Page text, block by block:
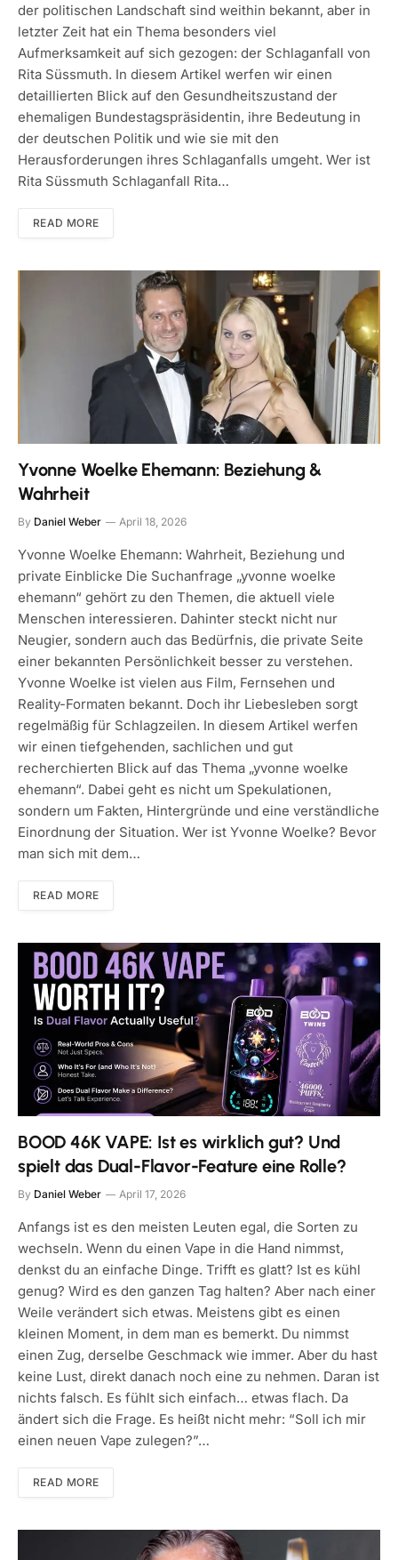
der politischen Landschaft sind weithin bekannt, aber in
letzter Zeit hat ein Thema besonders viel
Aufmerksamkeit auf sich gezogen: der Schlaganfall von
Rita Süssmuth. In diesem Artikel werfen wir einen
detaillierten Blick auf den Gesundheitszustand der
ehemaligen Bundestagspräsidentin, ihre Bedeutung in
der deutschen Politik und wie sie mit den
Herausforderungen ihres Schlaganfalls umgeht. Wer ist
Rita Süssmuth Schlaganfall Rita…
READ MORE
Yvonne Woelke Ehemann: Beziehung &
Wahrheit
By Daniel Weber April 18, 2026
Yvonne Woelke Ehemann: Wahrheit, Beziehung und
private Einblicke Die Suchanfrage „yvonne woelke
ehemann“ gehört zu den Themen, die aktuell viele
Menschen interessieren. Dahinter steckt nicht nur
Neugier, sondern auch das Bedürfnis, die private Seite
einer bekannten Persönlichkeit besser zu verstehen.
Yvonne Woelke ist vielen aus Film, Fernsehen und
Reality-Formaten bekannt. Doch ihr Liebesleben sorgt
regelmäßig für Schlagzeilen. In diesem Artikel werfen
wir einen tiefgehenden, sachlichen und gut
recherchierten Blick auf das Thema „yvonne woelke
ehemann“. Dabei geht es nicht um Spekulationen,
sondern um Fakten, Hintergründe und eine verständliche
Einordnung der Situation. Wer ist Yvonne Woelke? Bevor
man sich mit dem…
READ MORE
BOOD 46K VAPE: Ist es wirklich gut? Und
spielt das Dual-Flavor-Feature eine Rolle?
By Daniel Weber April 17, 2026
Anfangs ist es den meisten Leuten egal, die Sorten zu
wechseln. Wenn du einen Vape in die Hand nimmst,
denkst du an einfache Dinge. Trifft es glatt? Ist es kühl
genug? Wird es den ganzen Tag halten? Aber nach einer
Weile verändert sich etwas. Meistens gibt es einen
kleinen Moment, in dem man es bemerkt. Du nimmst
einen Zug, derselbe Geschmack wie immer. Aber du hast
keine Lust, direkt danach noch eine zu nehmen. Daran ist
nichts falsch. Es fühlt sich einfach… etwas flach. Da
ändert sich die Frage. Es heißt nicht mehr: “Soll ich mir
einen neuen Vape zulegen?”…
READ MORE